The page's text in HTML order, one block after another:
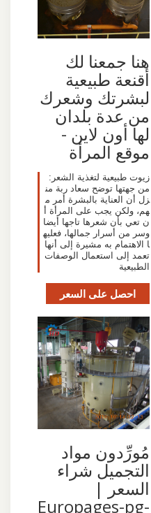
هنا جمعنا لك
أقنعة طبيعية
لبشرتك وشعرك
من عدة بلدان
لها أون لاين -
موقع المرأة
زيوت طبيعية لتغذية الشعر:
من جهتها توضح سعاد ربة من
زل أن العناية بالبشرة أمر م
هم، ولكن يجب على المرأة أ
ن تعي بأن شعرها تاجها أيضا
وسر من أسرار جمالها، فعليه
ا الاهتمام به مشيرة إلى أنها
تعمد إلى استعمال الوصفات
الطبيعية
احصل على السعر
مُورِّدون مواد
التجميل شراء
السعر |
Europages-pg-